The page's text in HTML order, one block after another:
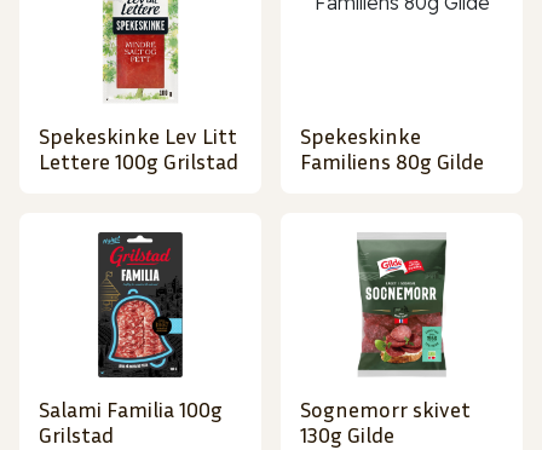
Spekeskinke Lev Litt
Lettere 100g Grilstad
Spekeskinke
Familiens 80g Gilde
Salami Familia 100g
Grilstad
Sognemorr skivet
130g Gilde